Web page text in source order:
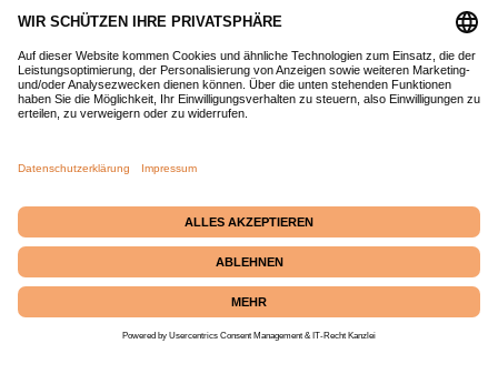
regionale Entwicklung (EFRE) gefördert.
Passepartout-Werkstatt· Bäckerstraße 2 · 21379
Echem
☎ +49 (0) 4139 686 69|